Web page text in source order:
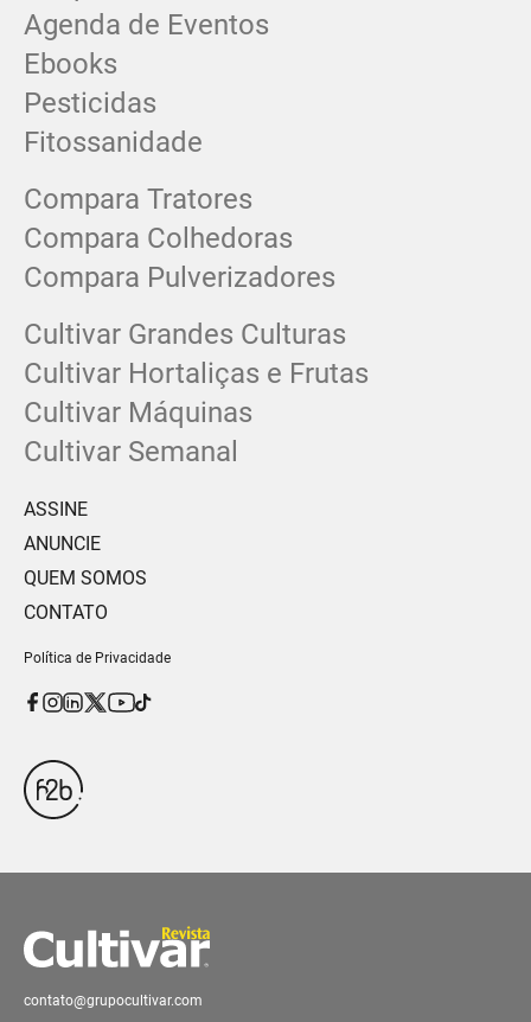
Agenda de Eventos
Ebooks
Pesticidas
Fitossanidade
Compara Tratores
Compara Colhedoras
Compara Pulverizadores
Cultivar Grandes Culturas
Cultivar Hortaliças e Frutas
Cultivar Máquinas
Cultivar Semanal
ASSINE
ANUNCIE
QUEM SOMOS
CONTATO
Política de Privacidade
contato@grupocultivar.com